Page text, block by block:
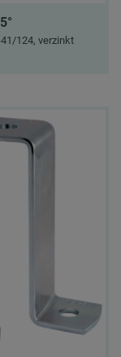
124, verzinkt